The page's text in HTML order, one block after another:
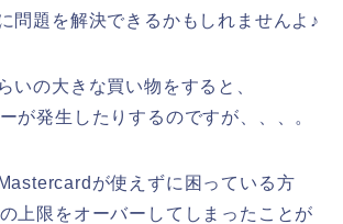
問題を解決できるかもしれませんよ♪
いの大きな買い物をすると、
が発生したりするのですが、、、。
が使えずに困っている方
上限をオーバーしてしまったことが